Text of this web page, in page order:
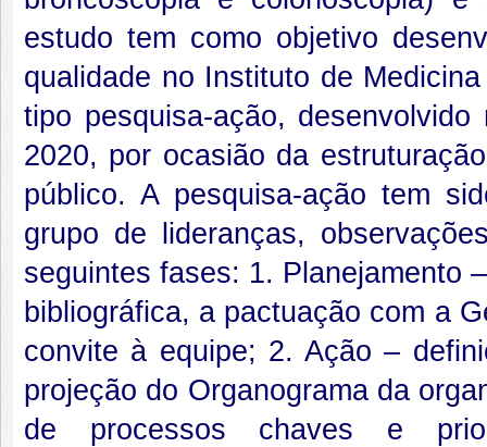
estudo tem como objetivo
qualidade no Instituto de
tipo pesquisa-ação,
2020, por ocasião da
público. A pesquisa-ação tem
grupo de lideranças,
seguintes fases: 1. Planejamento
bibliográfica, a pactuação com a
convite à equipe; 2. Ação –
projeção do Organograma da
de processos chaves e